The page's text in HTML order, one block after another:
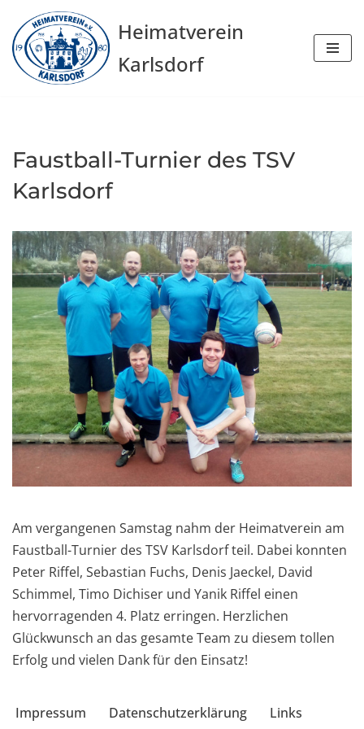
Zum
Inhalt
springen
Heimatverein
Karlsdorf
Faustball-Turnier des TSV
Karlsdorf
Am vergangenen Samstag nahm der Heimatverein am
Faustball-Turnier des TSV Karlsdorf teil. Dabei konnten
Peter Riffel, Sebastian Fuchs, Denis Jaeckel, David
Schimmel, Timo Dichiser und Yanik Riffel einen
hervorragenden 4. Platz erringen. Herzlichen
Glückwunsch an das gesamte Team zu diesem tollen
Erfolg und vielen Dank für den Einsatz!
Impressum Datenschutzerklärung Links